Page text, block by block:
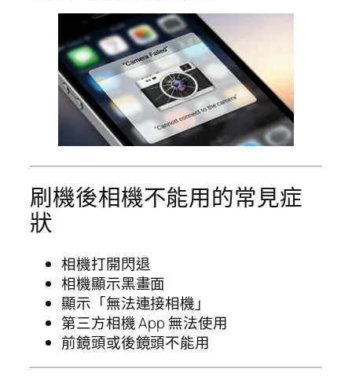
刷機後相機不能用的常見症
狀
相機打開閃退
相機顯示黑畫面
顯示「無法連接相機」
第三方相機 App 無法使用
前鏡頭或後鏡頭不能用